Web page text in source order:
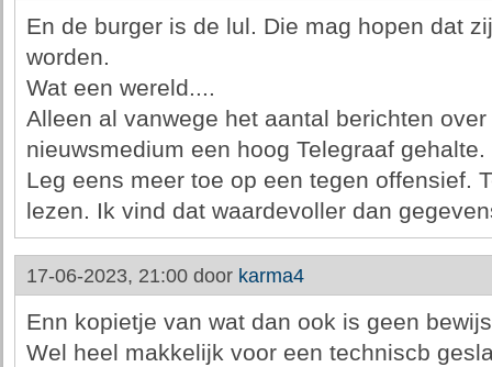
En de burger is de lul. Die mag hopen dat
worden.
Wat een wereld....
Alleen al vanwege het aantal berichten
nieuwsmedium een hoog Telegraaf gehalte.
Leg eens meer toe op een tegen offensief.
lezen. Ik vind dat waardevoller dan
17-06-2023, 21:00 door karma4
Enn kopietje van wat dan ook is geen
Wel heel makkelijk voor een techniscb